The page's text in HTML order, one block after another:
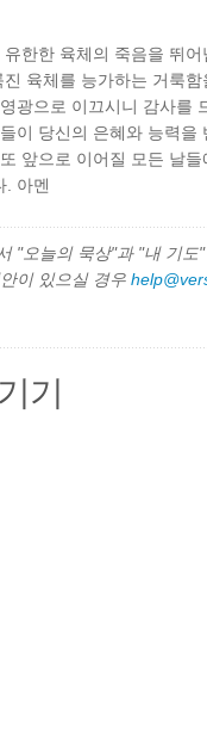
한한 육체의 죽음을 뛰
육체를 능가하는 거룩
광으로 이끄시니 감사를
이 당신의 은혜와 능력을
앞으로 이어질 모든 날
. 아멘
"오늘의 묵상"과 "내 기
이 있으실 경우
기